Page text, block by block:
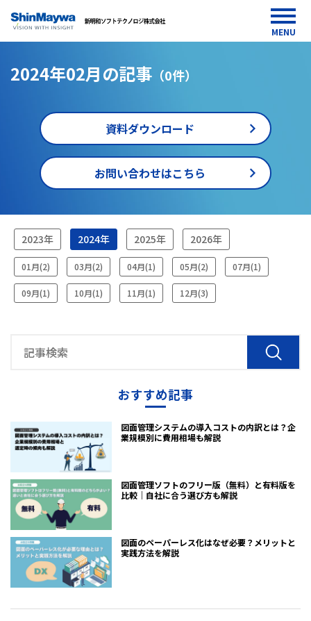
MENU
2024年02月の記事 （0件）
資料ダウンロード
お問い合わせはこちら
media
2024
年02
月
2023年 2024年 2025年 2026年
01月(2) 03月(2) 04月(1) 05月(2) 07月(1)
09月(1) 10月(1) 11月(1) 12月(3)
おすすめ記事
図面管理システムの導入コストの内訳とは？企
業規模別に費用相場も解説
図面管理ソフトのフリー版（無料）と有料版を
比較｜自社に合う選び方も解説
図面のペーパーレス化はなぜ必要？メリットと
実践方法を解説